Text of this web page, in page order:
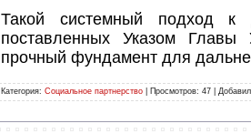
Такой системный подход к
поставленных Указом Главы
прочный фундамент для
Категория: Социальное партнерство Просмотров: 47 Добавил